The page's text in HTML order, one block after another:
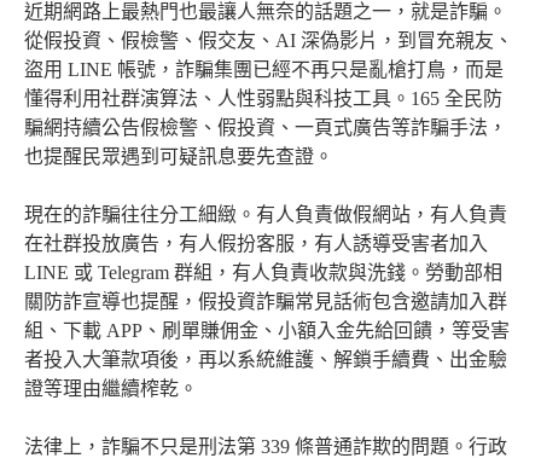
近期網路上最熱門也最讓人無奈的話題之一，就是詐騙。
從假投資、假檢警、假交友、AI 深偽影片，到冒充親友、
盜用 LINE 帳號，詐騙集團已經不再只是亂槍打鳥，而是
懂得利用社群演算法、人性弱點與科技工具。165 全民防
騙網持續公告假檢警、假投資、一頁式廣告等詐騙手法，
也提醒民眾遇到可疑訊息要先查證。
現在的詐騙往往分工細緻。有人負責做假網站，有人負責
在社群投放廣告，有人假扮客服，有人誘導受害者加入
LINE 或 Telegram 群組，有人負責收款與洗錢。勞動部相
關防詐宣導也提醒，假投資詐騙常見話術包含邀請加入群
組、下載 APP、刷單賺佣金、小額入金先給回饋，等受害
者投入大筆款項後，再以系統維護、解鎖手續費、出金驗
證等理由繼續榨乾。
法律上，詐騙不只是刑法第 339 條普通詐欺的問題。行政